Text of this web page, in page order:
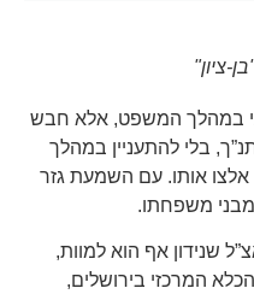
ציון"
במהלך המשפט, אלא חבש
בלי להתעניין במהלך
אותו. עם השמעת גזר
מבני משפחתו.
שנידון אף הוא למוות,
המרכזי בירושלים,